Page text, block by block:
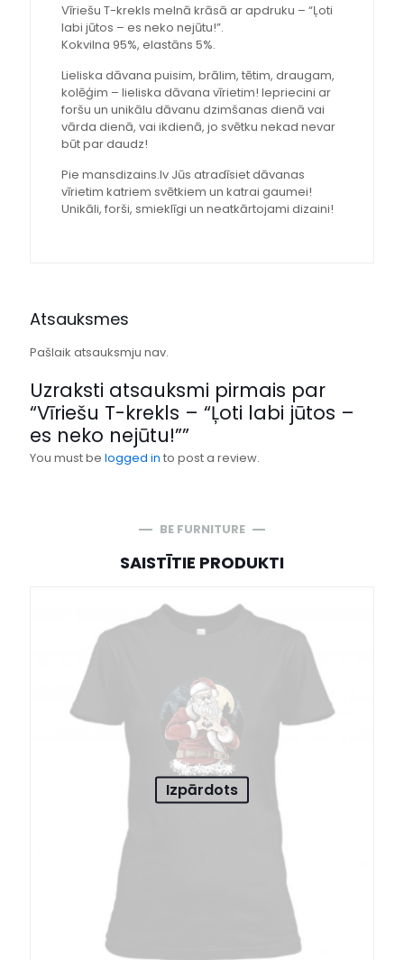
Vīriešu T-krekls melnā krāsā ar apdruku – “Ļoti
labi jūtos – es neko nejūtu!”.
Kokvilna 95%, elastāns 5%.
Lieliska dāvana puisim, brālim, tētim, draugam,
kolēģim – lieliska dāvana vīrietim! Iepriecini ar
foršu un unikālu dāvanu dzimšanas dienā vai
vārda dienā, vai ikdienā, jo svētku nekad nevar
būt par daudz!
Pie mansdizains.lv Jūs atradīsiet dāvanas
vīrietim katriem svētkiem un katrai gaumei!
Unikāli, forši, smieklīgi un neatkārtojami dizaini!
Atsauksmes
Pašlaik atsauksmju nav.
Uzraksti atsauksmi pirmais par
“Vīriešu T-krekls – “Ļoti labi jūtos –
es neko nejūtu!””
You must be logged in to post a review.
BE FURNITURE
SAISTĪTIE PRODUKTI
Izpārdots